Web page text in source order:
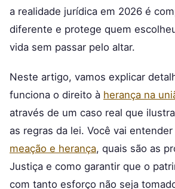
a realidade jurídica em 2026 é
diferente e protege quem
vida sem passar pelo altar.
Neste artigo, vamos explicar
funciona o direito à herança na
através de um caso real que
as regras da lei. Você vai
meação e herança, quais são as
Justiça e como garantir que o
com tanto esforço não seja